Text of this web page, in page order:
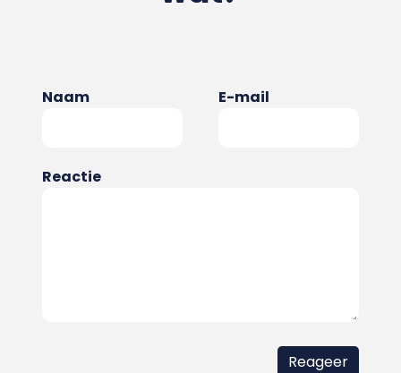
Naam E-mail
Reactie